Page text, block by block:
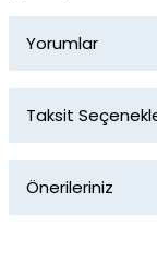
Yorumlar
Taksit
Önerileriniz